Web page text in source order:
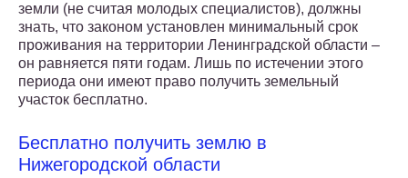
земли (не считая молодых специалистов), должны
знать, что законом установлен минимальный срок
проживания на территории Ленинградской области –
он равняется пяти годам. Лишь по истечении этого
периода они имеют право получить земельный
участок бесплатно.
Бесплатно получить землю в
Нижегородской области